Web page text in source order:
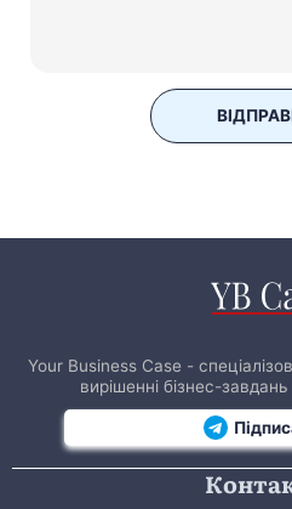
Your Business Case -
вирішенні бізнес-